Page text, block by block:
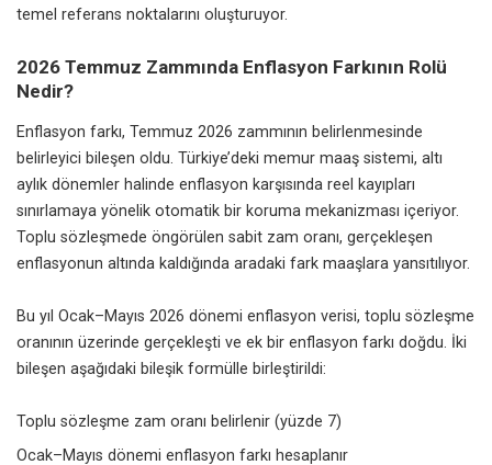
temel referans noktalarını oluşturuyor.
2026 Temmuz Zammında Enflasyon Farkının Rolü
Nedir?
Enflasyon farkı, Temmuz 2026 zammının belirlenmesinde
belirleyici bileşen oldu. Türkiye’deki memur maaş sistemi, altı
aylık dönemler halinde enflasyon karşısında reel kayıpları
sınırlamaya yönelik otomatik bir koruma mekanizması içeriyor.
Toplu sözleşmede öngörülen sabit zam oranı, gerçekleşen
enflasyonun altında kaldığında aradaki fark maaşlara yansıtılıyor.
Bu yıl Ocak–Mayıs 2026 dönemi enflasyon verisi, toplu sözleşme
oranının üzerinde gerçekleşti ve ek bir enflasyon farkı doğdu. İki
bileşen aşağıdaki bileşik formülle birleştirildi:
Toplu sözleşme zam oranı belirlenir (yüzde 7)
Ocak–Mayıs dönemi enflasyon farkı hesaplanır